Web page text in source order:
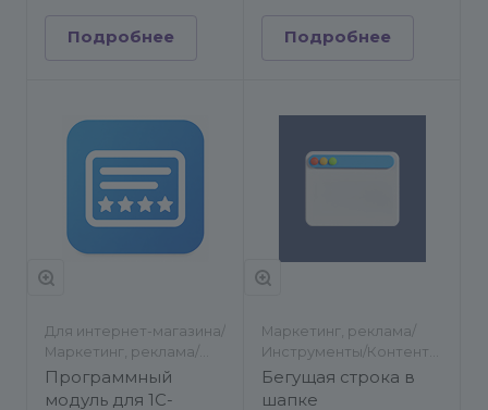
Подробнее Подробнее
Для интернет-магазина/
Маркетинг, реклама/
Другое/SEO
Программный
модуль для 1С-
Маркетинг, реклама/
Инструменты/Контент-
менеджеру/Баннеры
Бегущая строка в
шапке